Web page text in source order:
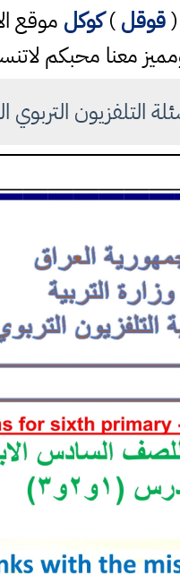
(قوقل)كوكل موقع
معنا محبكم
التلفزيون التربوي